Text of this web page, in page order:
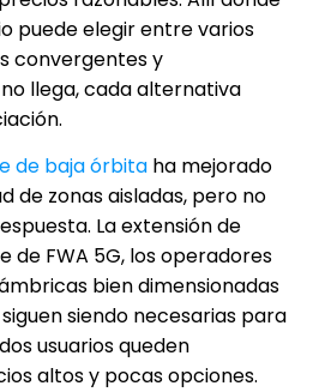
puede elegir entre varios
convergentes y
llega, cada alternativa
de baja órbita ha mejorado
de zonas aisladas, pero no
La extensión de
de FWA 5G, los operadores
bien dimensionadas
siendo necesarias para
usuarios queden
altos y pocas opciones.